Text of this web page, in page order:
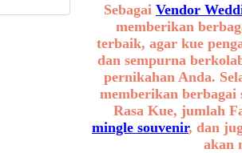
Sebagai Vendor
memberikan
terbaik, agar kue
dan sempurna
pernikahan Anda.
memberikan
Rasa Kue, jumlah
mingle souvenir, dan
akan